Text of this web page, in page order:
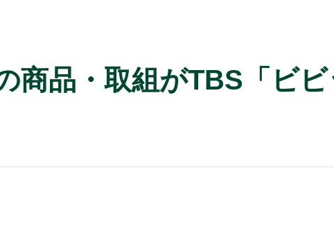
商品・取組がTBS「ビ